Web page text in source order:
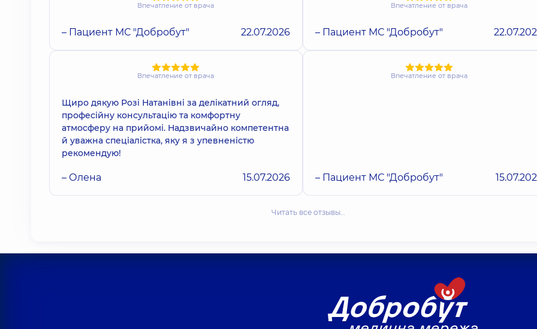
Впечатление от врача
– Пациент МС "Добробут" 22.07.2026
Впечатление от врача
– Пациент МС "Добробут"
Впечатление от врача
Щиро дякую Розі Натанівні за делікатний огляд,
професійну консультацію та комфортну
атмосферу на прийомі. Надзвичайно компетентна
й уважна спеціалістка, яку я з упевненістю
рекомендую!
– Олена 15.07.2026
Впечатление от врача
– Пациент МС "Добробут"
Читать все отзывы…